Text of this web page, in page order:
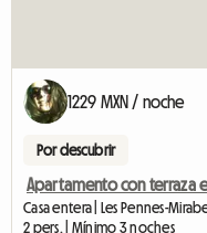
1229 MXN / noche
Por descubrir
Apartamento con terraza
Casa entera | Les Pennes-
2 pers. | Mínimo 3 noches